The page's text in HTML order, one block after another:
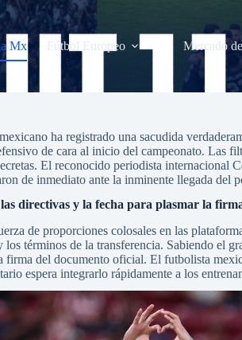
Mx Fútbol Europeo Mercado
de Pumas para el Torneo Apertura
ha registrado una sacudida
de cara al inicio del campeonato. Las
El reconocido periodista
de inmediato ante la inminente llegada del
directivas y la fecha para plasmar la
de proporciones colosales en las
términos de la transferencia. Sabiendo el
firma del documento oficial. El futbolista
espera integrarlo rápidamente a los